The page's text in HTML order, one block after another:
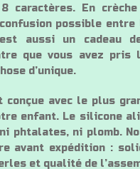
8 caractères. En
possible
aussi un cadeau
que vous avez pris
d’unique.
conçue avec le plus
enfant. Le silicone
phtalates, ni plomb.
avant expédition :
et qualité de